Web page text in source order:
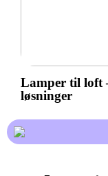
Lamper til loft
løsninger